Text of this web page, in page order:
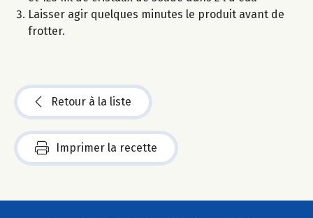
Laisser agir quelques minutes le produit avant de
frotter.
Retour à la liste
Imprimer la recette